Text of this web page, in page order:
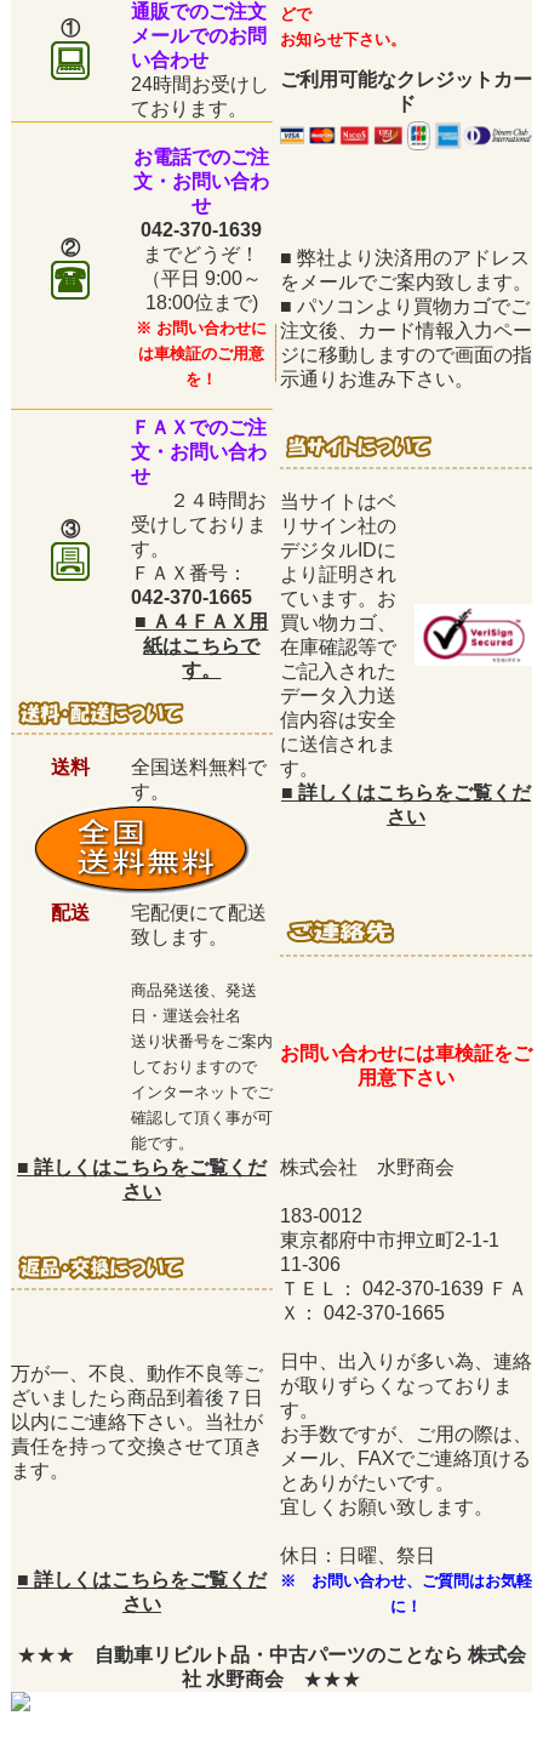
①
通販でのご注文
メールでのお問
い合わせ
24時間お受けし
ております。
どで
お知らせ下さい。
ご利用可能なクレジットカー
ド
②
お電話でのご注
文・お問い合わ
せ
042-370-1639
までどうぞ！
（平日 9:00～
18:00位まで)
※ お問い合わせに
は車検証のご用意
を！
■ 弊社より決済用のアドレス
をメールでご案内致します。
■ パソコンより買物カゴでご
注文後、カード情報入力ペー
ジに移動しますので画面の指
示通りお進み下さい。
③
ＦＡＸでのご注
文・お問い合わ
せ
２４時間お
受けしておりま
す。
ＦＡＸ番号：
042-370-1665
当サイトはベ
リサイン社の
デジタルIDに
より証明され
ています。お
買い物カゴ、
在庫確認等で
ご記入された
データ入力送
信内容は安全
に送信されま
す。
■ 詳しくはこちらをご覧くだ
さい
■ Ａ４ＦＡＸ用
紙はこちらで
す。
送料
全国送料無料で
す。
配送
宅配便にて配送
致します。
商品発送後、発送
日・運送会社名
送り状番号をご案内
しておりますので
インターネットでご
確認して頂く事が可
能です。
お問い合わせには車検証をご
用意下さい
■ 詳しくはこちらをご覧くだ
さい
株式会社 水野商会
183-0012
東京都府中市押立町2-1-1
11-306
ＴＥＬ： 042-370-1639 ＦＡ
Ｘ： 042-370-1665
日中、出入りが多い為、連絡
が取りずらくなっておりま
す。
お手数ですが、ご用の際は、
メール、FAXでご連絡頂ける
とありがたいです。
宜しくお願い致します。
休日：日曜、祭日
万が一、不良、動作不良等ご
ざいましたら商品到着後７日
以内にご連絡下さい。当社が
責任を持って交換させて頂き
ます。
■ 詳しくはこちらをご覧くだ
さい
※ お問い合わせ、ご質問はお気軽
に！
★★★
自動車リビルト品・中古パーツのことなら 株式会
社 水野商会
★★★